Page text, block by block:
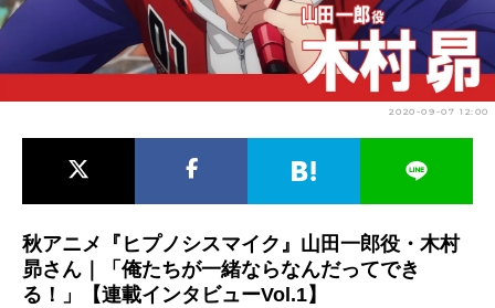
今期アニメ曜日別一覧
春アニメ 夏アニメ
男性声優/女性声優一覧
2020-09-07 12:00
秋アニメ『ヒプノシスマイク』山田一郎役・木村
昴さん｜「俺たちが一緒ならなんだってでき
る！」【連載インタビューVol.1】